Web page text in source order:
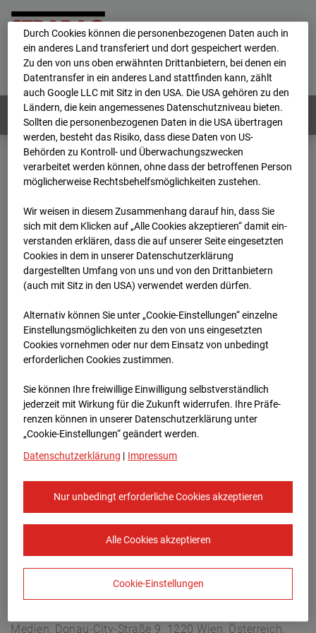
Home E-Mail Impressum
Login
Deutsch / English
Webcams: Alle Länder
Home
Deutschland
BC-170 BV-Ausbau Bonatzbau -Cam4
Archiv
2026
07 08 19:45
BC-170 BV-Ausbau
Bonatzbau -Cam4
Arnulf Klett Platz, 70173 Stuttgart
Zur Übersicht
Europe/Berlin
Medien, Donau-City-Straße 9, 1220 Wien, Österreich,
Durch Cookies können die personenbezogenen Daten auch in
ein anderes Land transferiert und dort gespeichert werden.
Zu den von uns oben erwähnten Drittanbietern, bei denen ein
Datentransfer in ein anderes Land stattfinden kann, zählt
auch Google LLC mit Sitz in den USA. Die USA gehören zu den
Ländern, die kein angemessenes Datenschutzniveau bieten.
Sollten die personenbezogenen Daten in die USA übertragen
werden, besteht das Risiko, dass diese Daten von US-
Behörden zu Kontroll- und Überwachungszwecken
verarbeitet werden können, ohne dass der betroffenen Person
möglicherweise Rechtsbehelfsmöglichkeiten zustehen.
Wir weisen in diesem Zusammenhang darauf hin, dass Sie
sich mit dem Klicken auf „Alle Cookies akzeptieren“ damit ein­
ver­standen erklären, dass die auf unserer Seite eingesetzten
Cookies in dem in unserer Datenschutzerklärung
dargestellten Umfang von uns und von den Drittanbietern
(auch mit Sitz in den USA) verwendet werden dürfen.
Alternativ können Sie unter „Cookie-Einstellungen“ einzelne
Einstellungsmöglichkeiten zu den von uns eingesetzten
Cookies vornehmen oder nur dem Einsatz von unbedingt
erforderlichen Cookies zustimmen.
Sie können Ihre freiwillige Einwilligung selbstverständlich
jederzeit mit Wirkung für die Zukunft widerrufen. Ihre Prä­fe­
renzen können in unserer Datenschutzerklärung unter
„Cookie-Einstellungen“ geändert werden.
Datenschutzerklärung | Impressum
Nur unbedingt erforderliche Cookies akzeptieren
Alle Cookies akzeptieren
Cookie-Einstellungen